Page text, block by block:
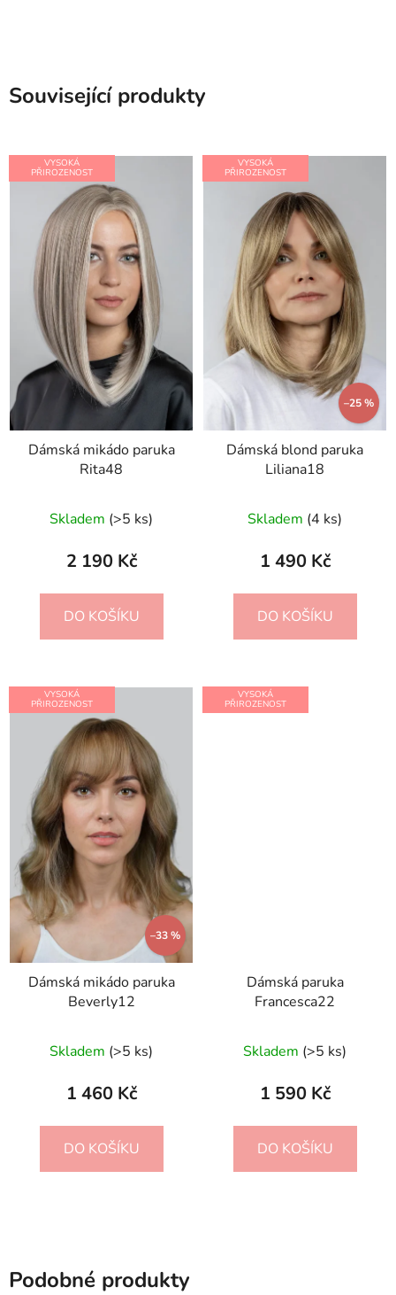
Související produkty
VYSOKÁ
PŘIROZENOST
Dámská mikádo paruka
Rita48
Skladem (>5 ks)
2 190 Kč
DO KOŠÍKU
VYSOKÁ
PŘIROZENOST
–25 %
Dámská blond paruka
Liliana18
Skladem (4 ks)
1 490 Kč
DO KOŠÍKU
VYSOKÁ
PŘIROZENOST
–33 %
Dámská mikádo paruka
Beverly12
Skladem (>5 ks)
1 460 Kč
DO KOŠÍKU
VYSOKÁ
PŘIROZENOST
Dámská paruka
Francesca22
Skladem (>5 ks)
1 590 Kč
DO KOŠÍKU
Podobné produkty